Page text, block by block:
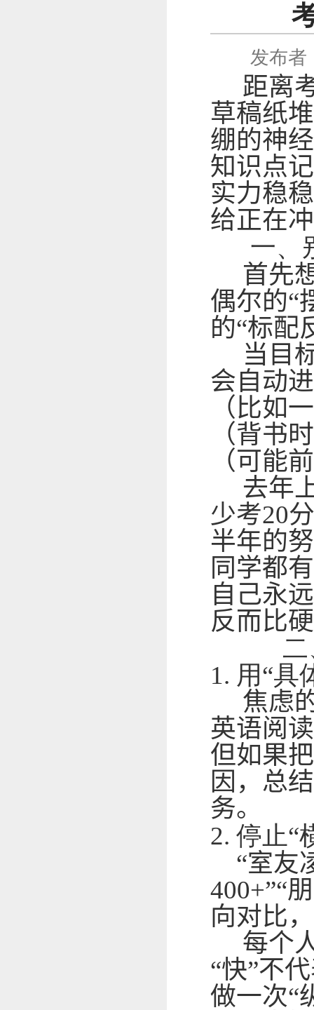
发布者
距离
草稿纸
绷的神
知识点
实力稳
给正在
一、
首先
偶尔的“
的“标配
当目
会自动
（比如
（背书
（可能
去年
少考20
半年的
同学都
自己永
反而比
1. 用“具
焦虑
英语阅
但如果
因，总结
务。
2. 停止“
“室友
400+”“
向对比
每个
“快”不
做一次“